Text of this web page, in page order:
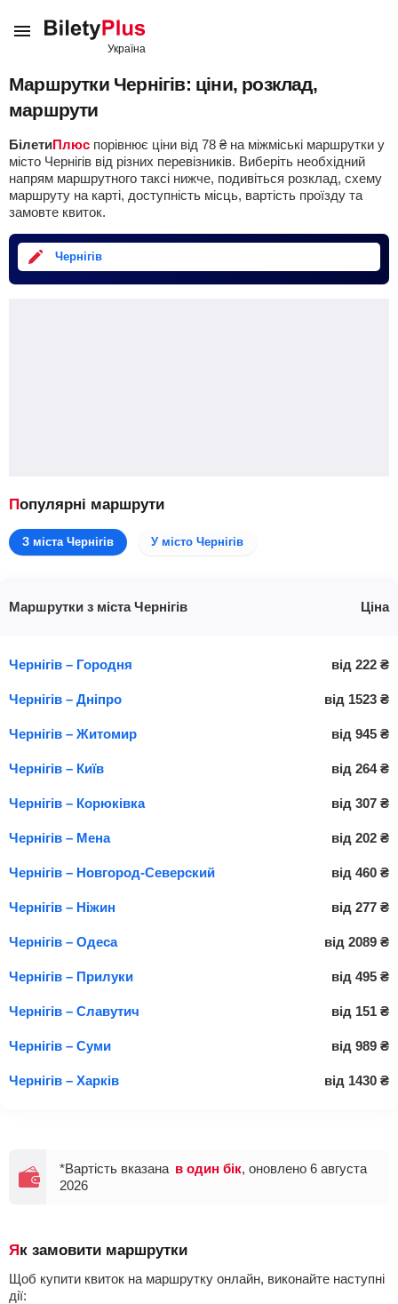
Маршрутки Чернігів: ціни, розклад,
маршрути
БілетиПлюс порівнює ціни від 78 ₴на міжміські маршрутки у
місто Чернігів від різних перевізників. Виберіть необхідний
напрям маршрутного таксі нижче, подивіться розклад, схему
маршруту на карті, доступність місць, вартість проїзду та
замовте квиток.
Чернігів
Популярні маршрути
З міста Чернігів У місто Чернігів
Маршрутки з міста Чернігів Ціна
Чернігів – Городня від 222 ₴
Чернігів – Дніпро від 1523 ₴
Чернігів – Житомир від 945 ₴
Чернігів – Київ від 264 ₴
Чернігів – Корюківка від 307 ₴
Чернігів – Мена від 202 ₴
Чернігів – Новгород-Северский від 460 ₴
Чернігів – Ніжин від 277 ₴
Чернігів – Одеса від 2089 ₴
Чернігів – Прилуки від 495 ₴
Чернігів – Славутич від 151 ₴
Чернігів – Суми від 989 ₴
Чернігів – Харків від 1430 ₴
*Вартість вказана в один бік, оновлено 6 августа
2026
Як замовити маршрутки
Щоб купити квиток на маршрутку онлайн, виконайте наступні
дії: